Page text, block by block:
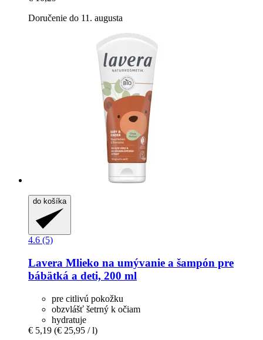
Doručenie do 11. augusta
do košíka
4.6 (5)
Lavera Mlieko na umývanie a šampón pre
bábätká a deti, 200 ml
pre citlivú pokožku
obzvlášť šetrný k očiam
hydratuje
€ 5,19 (€ 25,95 / l)